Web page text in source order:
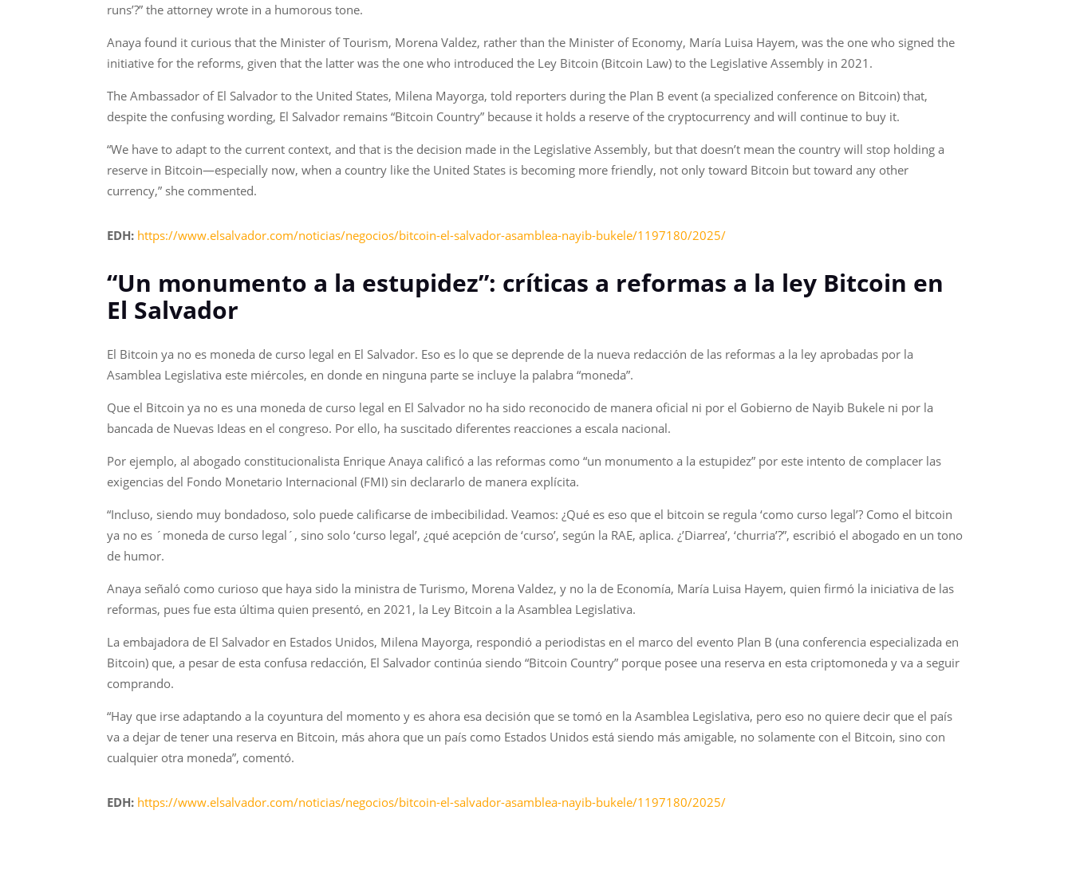
runs’?” the attorney wrote in a humorous tone.
Anaya found it curious that the Minister of Tourism, Morena Valdez, rather than the Minister of Economy, María Luisa Hayem, was the one who signed the
initiative for the reforms, given that the latter was the one who introduced the Ley Bitcoin (Bitcoin Law) to the Legislative Assembly in 2021.
The Ambassador of El Salvador to the United States, Milena Mayorga, told reporters during the Plan B event (a specialized conference on Bitcoin) that,
despite the confusing wording, El Salvador remains “Bitcoin Country” because it holds a reserve of the cryptocurrency and will continue to buy it.
“We have to adapt to the current context, and that is the decision made in the Legislative Assembly, but that doesn’t mean the country will stop holding a
reserve in Bitcoin—especially now, when a country like the United States is becoming more friendly, not only toward Bitcoin but toward any other
currency,” she commented.
EDH: https://www.elsalvador.com/noticias/negocios/bitcoin-el-salvador-asamblea-nayib-bukele/1197180/2025/
“Un monumento a la estupidez”: críticas a reformas a la ley Bitcoin en
El Salvador
El Bitcoin ya no es moneda de curso legal en El Salvador. Eso es lo que se deprende de la nueva redacción de las reformas a la ley aprobadas por la
Asamblea Legislativa este miércoles, en donde en ninguna parte se incluye la palabra “moneda”.
Que el Bitcoin ya no es una moneda de curso legal en El Salvador no ha sido reconocido de manera oficial ni por el Gobierno de Nayib Bukele ni por la
bancada de Nuevas Ideas en el congreso. Por ello, ha suscitado diferentes reacciones a escala nacional.
Por ejemplo, al abogado constitucionalista Enrique Anaya calificó a las reformas como “un monumento a la estupidez” por este intento de complacer las
exigencias del Fondo Monetario Internacional (FMI) sin declararlo de manera explícita.
“Incluso, siendo muy bondadoso, solo puede calificarse de imbecibilidad. Veamos: ¿Qué es eso que el bitcoin se regula ‘como curso legal’? Como el bitcoin
ya no es ´moneda de curso legal´, sino solo ‘curso legal’, ¿qué acepción de ‘curso’, según la RAE, aplica. ¿’Diarrea’, ‘churria’?”, escribió el abogado en un tono
de humor.
Anaya señaló como curioso que haya sido la ministra de Turismo, Morena Valdez, y no la de Economía, María Luisa Hayem, quien firmó la iniciativa de las
reformas, pues fue esta última quien presentó, en 2021, la Ley Bitcoin a la Asamblea Legislativa.
La embajadora de El Salvador en Estados Unidos, Milena Mayorga, respondió a periodistas en el marco del evento Plan B (una conferencia especializada en
Bitcoin) que, a pesar de esta confusa redacción, El Salvador continúa siendo “Bitcoin Country” porque posee una reserva en esta criptomoneda y va a seguir
comprando.
“Hay que irse adaptando a la coyuntura del momento y es ahora esa decisión que se tomó en la Asamblea Legislativa, pero eso no quiere decir que el país
va a dejar de tener una reserva en Bitcoin, más ahora que un país como Estados Unidos está siendo más amigable, no solamente con el Bitcoin, sino con
cualquier otra moneda”, comentó.
EDH: https://www.elsalvador.com/noticias/negocios/bitcoin-el-salvador-asamblea-nayib-bukele/1197180/2025/